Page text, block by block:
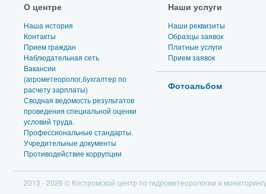
О центре
Наша история
Контакты
Прием граждан
Наблюдательная сеть
Вакансии
(агрометеоролог,бухгалтер по
расчету зарплаты)
Сводная ведомость результатов
проведения специальной оценки
условий труда.
Профессиональные стандарты.
Учредительные документы
Противодействие коррупции
Наши услуги
Наши реквизиты
Образцы заявок
Платные услуги
Прием заявок
Фотоальбом
2013 - 2026 © Костромской центр по гидрометеорологии и